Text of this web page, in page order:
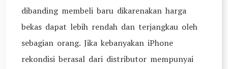
dibanding membeli baru dikarenakan harga
bekas dapat lebih rendah dan terjangkau oleh
sebagian orang. Jika kebanyakan iPhone
rekondisi berasal dari distributor mempunyai